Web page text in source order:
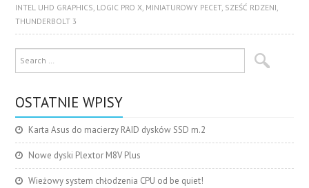
INTEL UHD GRAPHICS, LOGIC PRO X, MINIATUROWY PECET, SZEŚĆ RDZENI,
THUNDERBOLT 3
OSTATNIE WPISY
Karta Asus do macierzy RAID dysków SSD m.2
Nowe dyski Plextor M8V Plus
Wieżowy system chłodzenia CPU od be quiet!